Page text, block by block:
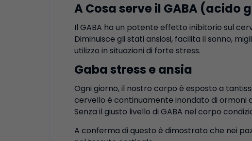
A Cosa serve il GABA
Il GABA ha un potente effetto inibitorio sul
Diminuisce gli stati ansiosi, facilita il sonno,
utilizzo in situazioni di forte stress.
Gaba stress e ansia
Ogni giorno, il nostro corpo è esposto a
cervello è continuamente inondato di
Senza il giusto livello di GABA nel corpo
A conferma di questo è dimostrato che nei